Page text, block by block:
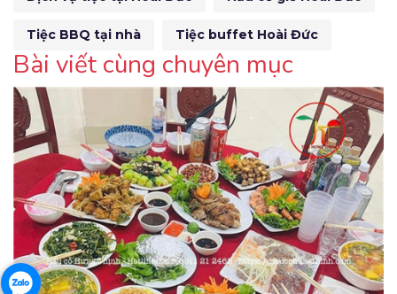
Tiệc BBQ tại nhà Tiệc buffet Hoài Đức
Bài viết cùng chuyên mục